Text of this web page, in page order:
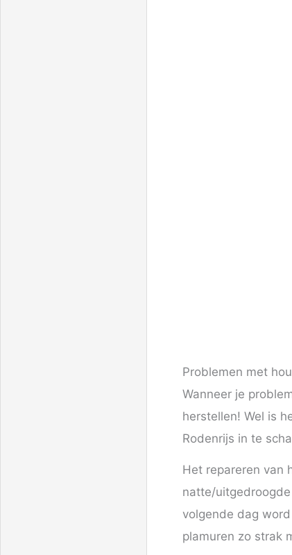
Problemen met
Wanneer je
herstellen! Wel is
Rodenrijs in te
Het repareren van
natte/
volgende dag
plamuren zo strak